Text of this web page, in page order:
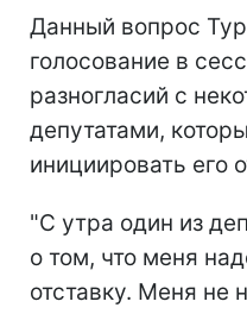
Данный вопрос
голосование в
разногласий с
депутатами,
инициировать его
"С утра один из
о том, что меня
отставку. Меня не